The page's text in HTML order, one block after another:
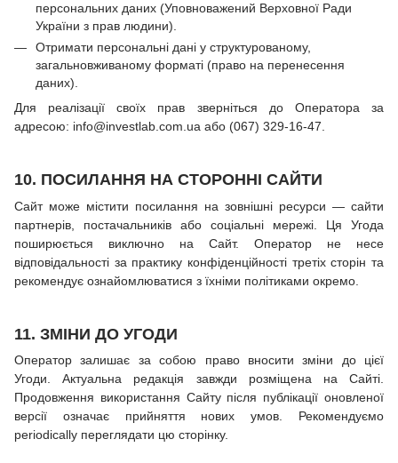
персональних даних (Уповноважений Верховної Ради
України з прав людини).
Отримати персональні дані у структурованому,
загальновживаному форматі (право на перенесення
даних).
Для реалізації своїх прав зверніться до Оператора за
адресою: info@investlab.com.ua або (067) 329-16-47.
10. ПОСИЛАННЯ НА СТОРОННІ САЙТИ
Сайт може містити посилання на зовнішні ресурси — сайти
партнерів, постачальників або соціальні мережі. Ця Угода
поширюється виключно на Сайт. Оператор не несе
відповідальності за практику конфіденційності третіх сторін та
рекомендує ознайомлюватися з їхніми політиками окремо.
11. ЗМІНИ ДО УГОДИ
Оператор залишає за собою право вносити зміни до цієї
Угоди. Актуальна редакція завжди розміщена на Сайті.
Продовження використання Сайту після публікації оновленої
версії означає прийняття нових умов. Рекомендуємо
periodically переглядати цю сторінку.